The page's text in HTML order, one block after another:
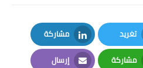
تغريد
Twitter
مشاركة
LinkedIn
مشاركة إرسال